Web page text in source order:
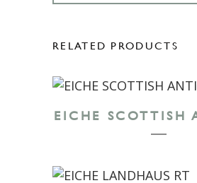
RELATED PRODUCTS
EICHE SCOTTISH